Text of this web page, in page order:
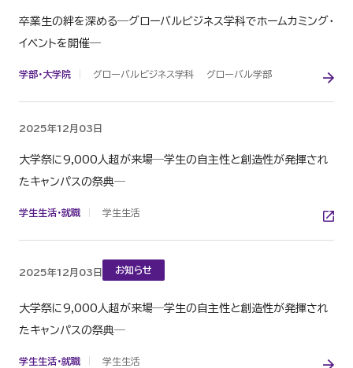
卒業生の絆を深める―グローバルビジネス学科でホームカミング・
イベントを開催―
学部・大学院 グローバルビジネス学科 グローバル学部
2025年12月03日
大学祭に9,000人超が来場─学生の自主性と創造性が発揮され
たキャンパスの祭典─
学生生活・就職 学生生活
2025年12月03日 お知らせ
大学祭に9,000人超が来場─学生の自主性と創造性が発揮され
たキャンパスの祭典─
学生生活・就職 学生生活